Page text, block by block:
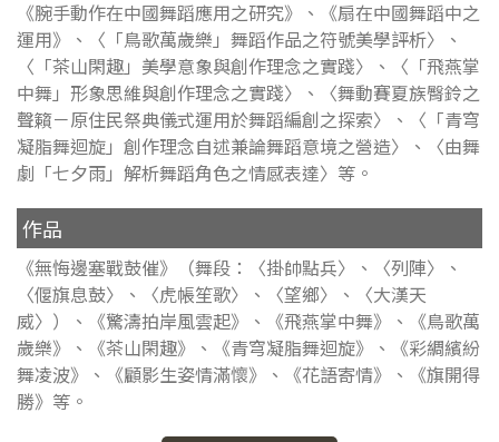
《腕手動作在中國舞蹈應用之研究》、《扇在中國舞蹈中之
運用》、〈「鳥歌萬歲樂」舞蹈作品之符號美學評析〉、
〈「茶山閑趣」美學意象與創作理念之實踐〉、〈「飛燕掌
中舞」形象思維與創作理念之實踐〉、〈舞動賽夏族臀鈴之
聲籟－原住民祭典儀式運用於舞蹈編創之探索〉、〈「青穹
凝脂舞迴旋」創作理念自述兼論舞蹈意境之營造〉、〈由舞
劇「七夕雨」解析舞蹈角色之情感表達〉等。
作品
《無悔邊塞戰鼓催》（舞段：〈掛帥點兵〉、〈列陣〉、
〈偃旗息鼓〉、〈虎帳笙歌〉、〈望鄉〉、〈大漢天
威〉）、《驚濤拍岸風雲起》、《飛燕掌中舞》、《鳥歌萬
歲樂》、《茶山閑趣》、《青穹凝脂舞迴旋》、《彩綢繽紛
舞凌波》、《顧影生姿情滿懷》、《花語寄情》、《旗開得
勝》等。